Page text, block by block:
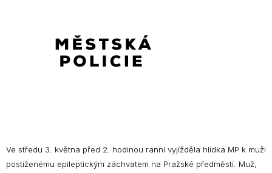
Ve středu 3. května před 2. hodinou ranní vyjížděla hlídka MP k muži
postiženému epileptickým záchvatem na Pražské předměstí. Muž,